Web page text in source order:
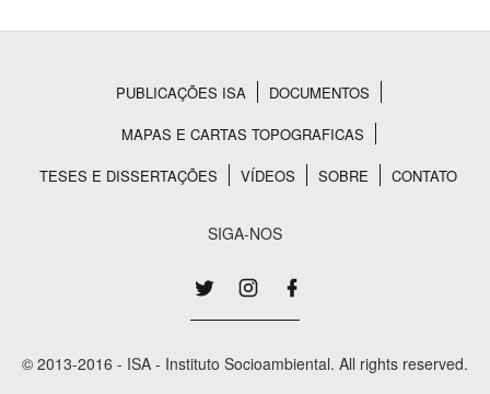
Rodapé
PUBLICAÇÕES ISA
DOCUMENTOS
MAPAS E CARTAS TOPOGRAFICAS
TESES E DISSERTAÇÕES
VÍDEOS SOBRE CONTATO
SIGA-NOS
© 2013-2016 - ISA - Instituto Socioambiental. All rights reserved.